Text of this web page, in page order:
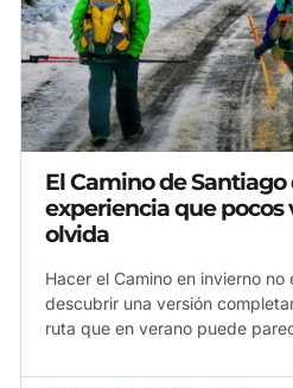
El Camino de
experiencia que pocos
olvida
Hacer el Camino en invierno no
descubrir una versión
ruta que en verano puede